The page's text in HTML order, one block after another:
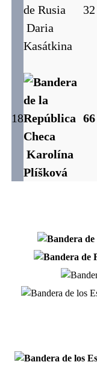
Daria
Kasátkina
32
18
Karolína
Plíšková
66